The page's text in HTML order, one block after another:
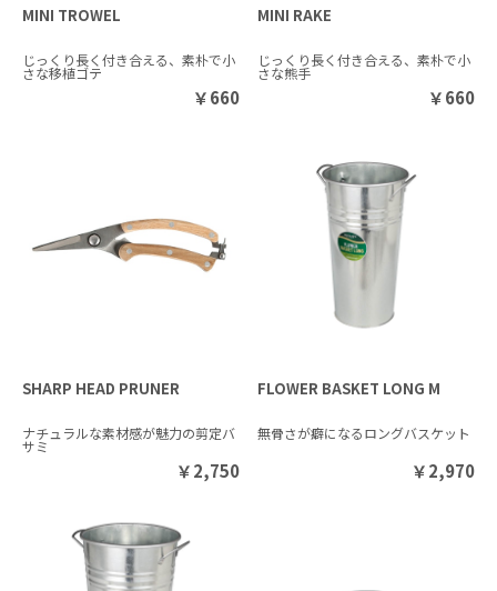
MINI TROWEL
じっくり長く付き合える、素朴で小
さな移植ゴテ
￥660
MINI RAKE
じっくり長く付き合える、素朴で小
さな熊手
￥660
SHARP HEAD PRUNER
ナチュラルな素材感が魅力の剪定バ
サミ
￥2,750
FLOWER BASKET LONG M
無骨さが癖になるロングバスケット
￥2,970